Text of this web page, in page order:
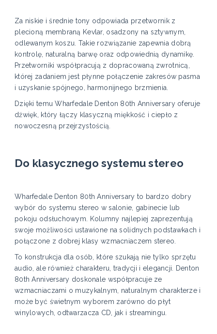
Za niskie i średnie tony odpowiada przetwornik z
plecioną membraną Kevlar, osadzony na sztywnym,
odlewanym koszu. Takie rozwiązanie zapewnia dobrą
kontrolę, naturalną barwę oraz odpowiednią dynamikę.
Przetworniki współpracują z dopracowaną zwrotnicą,
której zadaniem jest płynne połączenie zakresów pasma
i uzyskanie spójnego, harmonijnego brzmienia.
Dzięki temu Wharfedale Denton 80th Anniversary oferuje
dźwięk, który łączy klasyczną miękkość i ciepło z
nowoczesną przejrzystością.
Do klasycznego systemu stereo
Wharfedale Denton 80th Anniversary to bardzo dobry
wybór do systemu stereo w salonie, gabinecie lub
pokoju odsłuchowym. Kolumny najlepiej zaprezentują
swoje możliwości ustawione na solidnych podstawkach i
połączone z dobrej klasy wzmacniaczem stereo.
To konstrukcja dla osób, które szukają nie tylko sprzętu
audio, ale również charakteru, tradycji i elegancji. Denton
80th Anniversary doskonale współpracuje ze
wzmacniaczami o muzykalnym, naturalnym charakterze i
może być świetnym wyborem zarówno do płyt
winylowych, odtwarzacza CD, jak i streamingu.